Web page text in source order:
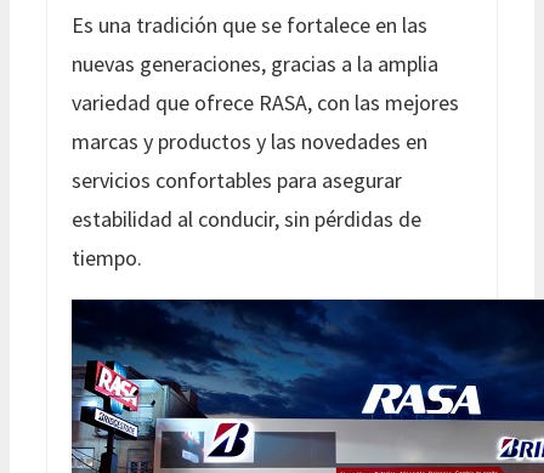
Es una tradición que se fortalece en las
nuevas generaciones, gracias a la amplia
variedad que ofrece RASA, con las mejores
marcas y productos y las novedades en
servicios confortables para asegurar
estabilidad al conducir, sin pérdidas de
tiempo.